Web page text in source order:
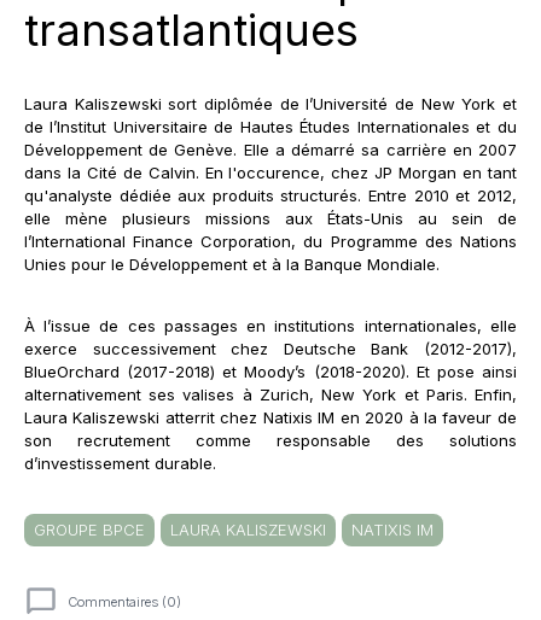
transatlantiques
Laura Kaliszewski sort diplômée de l’Université de New York et
de l’Institut Universitaire de Hautes Études Internationales et du
Développement de Genève. Elle a démarré sa carrière en 2007
dans la Cité de Calvin. En l'occurence, chez JP Morgan en tant
qu'analyste dédiée aux produits structurés. Entre 2010 et 2012,
elle mène plusieurs missions aux États-Unis au sein de
l’International Finance Corporation, du Programme des Nations
Unies pour le Développement et à la Banque Mondiale.
À l’issue de ces passages en institutions internationales, elle
exerce successivement chez Deutsche Bank (2012-2017),
BlueOrchard (2017-2018) et Moody’s (2018-2020). Et pose ainsi
alternativement ses valises à Zurich, New York et Paris. Enfin,
Laura Kaliszewski atterrit chez Natixis IM en 2020 à la faveur de
son recrutement comme responsable des solutions
d’investissement durable.
GROUPE BPCE LAURA KALISZEWSKI NATIXIS IM
Commentaires (0)